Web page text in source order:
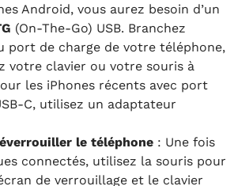
Android, vous aurez besoin d’un
(On-The-Go) USB. Branchez
port de charge de votre téléphone,
votre clavier ou votre souris à
les iPhones récents avec port
C, utilisez un adaptateur
le téléphone : Une fois
connectés, utilisez la souris pour
de verrouillage et le clavier